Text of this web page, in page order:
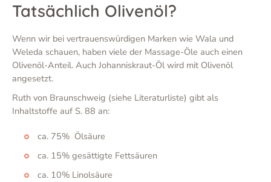
Tatsächlich Olivenöl?
Wenn wir bei vertrauenswürdigen Marken wie Wala und
Weleda schauen, haben viele der Massage-Öle auch einen
Olivenöl-Anteil. Auch Johanniskraut-Öl wird mit Olivenöl
angesetzt.
Ruth von Braunschweig (siehe Literaturliste) gibt als
Inhaltstoffe auf S. 88 an:
ca. 75% Ölsäure
ca. 15% gesättigte Fettsäuren
ca. 10% Linolsäure